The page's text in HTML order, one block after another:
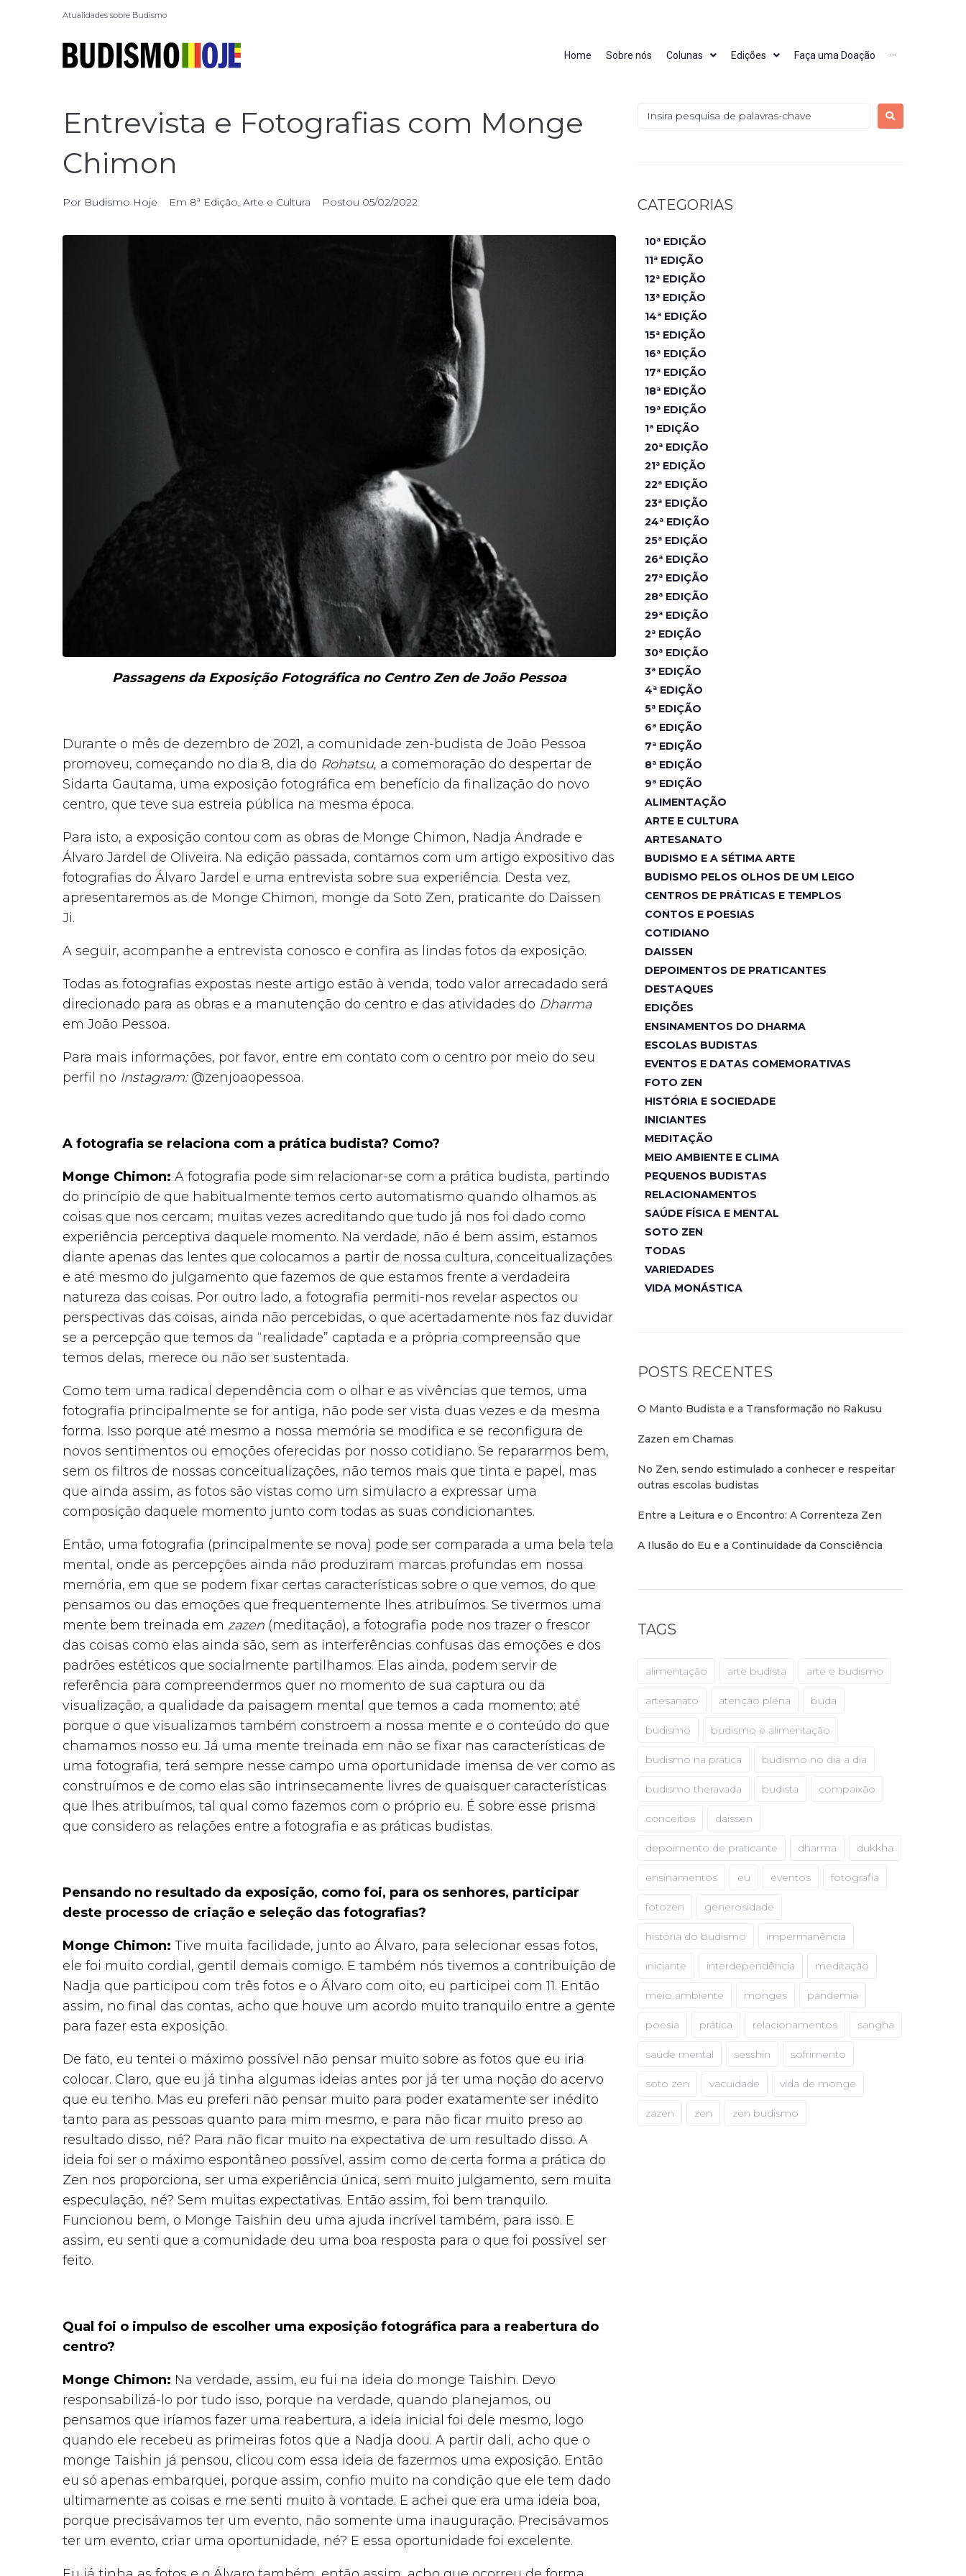
Atualidades sobre Budismo
Home Sobre nós Colunas Edições Faça uma Doação ···
Entrevista e Fotografias com Monge
Chimon
Por Budismo Hoje Em 8ª Edição, Arte e Cultura Postou 05/02/2022
Passagens da Exposição Fotográfica no Centro Zen de João Pessoa
Durante o mês de dezembro de 2021, a comunidade zen-budista de João Pessoa
promoveu, começando no dia 8, dia do Rohatsu, a comemoração do despertar de
Sidarta Gautama, uma exposição fotográfica em benefício da finalização do novo
centro, que teve sua estreia pública na mesma época.
Para isto, a exposição contou com as obras de Monge Chimon, Nadja Andrade e
Álvaro Jardel de Oliveira. Na edição passada, contamos com um artigo expositivo das
fotografias do Álvaro Jardel e uma entrevista sobre sua experiência. Desta vez,
apresentaremos as de Monge Chimon, monge da Soto Zen, praticante do Daissen
Ji.
A seguir, acompanhe a entrevista conosco e confira as lindas fotos da exposição.
Todas as fotografias expostas neste artigo estão à venda, todo valor arrecadado será
direcionado para as obras e a manutenção do centro e das atividades do Dharma
em João Pessoa.
Para mais informações, por favor, entre em contato com o centro por meio do seu
perfil no Instagram:@zenjoaopessoa.
A fotografia se relaciona com a prática budista? Como?
Monge Chimon: A fotografia pode sim relacionar-se com a prática budista, partindo
do princípio de que habitualmente temos certo automatismo quando olhamos as
coisas que nos cercam, muitas vezes acreditando que tudo já nos foi dado como
experiência perceptiva daquele momento. Na verdade, não é bem assim, estamos
diante apenas das lentes que colocamos a partir de nossa cultura, conceitualizações
e até mesmo do julgamento que fazemos de que estamos frente a verdadeira
natureza das coisas. Por outro lado, a fotografia permiti-nos revelar aspectos ou
perspectivas das coisas, ainda não percebidas, o que acertadamente nos faz duvidar
se a percepção que temos da “realidade” captada e a própria compreensão que
temos delas, merece ou não ser sustentada.
Como tem uma radical dependência com o olhar e as vivências que temos, uma
fotografia principalmente se for antiga, não pode ser vista duas vezes e da mesma
forma. Isso porque até mesmo a nossa memória se modifica e se reconfigura de
novos sentimentos ou emoções oferecidas por nosso cotidiano. Se repararmos bem,
sem os filtros de nossas conceitualizações, não temos mais que tinta e papel, mas
que ainda assim, as fotos são vistas como um simulacro a expressar uma
composição daquele momento junto com todas as suas condicionantes.
Então, uma fotografia (principalmente se nova) pode ser comparada a uma bela tela
mental, onde as percepções ainda não produziram marcas profundas em nossa
memória, em que se podem fixar certas características sobre o que vemos, do que
pensamos ou das emoções que frequentemente lhes atribuímos. Se tivermos uma
mente bem treinada em zazen (meditação), a fotografia pode nos trazer o frescor
das coisas como elas ainda são, sem as interferências confusas das emoções e dos
padrões estéticos que socialmente partilhamos. Elas ainda, podem servir de
referência para compreendermos quer no momento de sua captura ou da
visualização, a qualidade da paisagem mental que temos a cada momento; até
porque o que visualizamos também constroem a nossa mente e o conteúdo do que
chamamos nosso eu. Já uma mente treinada em não se fixar nas características de
uma fotografia, terá sempre nesse campo uma oportunidade imensa de ver como as
construímos e de como elas são intrinsecamente livres de quaisquer características
que lhes atribuímos, tal qual como fazemos com o próprio eu. É sobre esse prisma
que considero as relações entre a fotografia e as práticas budistas.
Pensando no resultado da exposição, como foi, para os senhores, participar
deste processo de criação e seleção das fotografias?
Monge Chimon: Tive muita facilidade, junto ao Álvaro, para selecionar essas fotos,
ele foi muito cordial, gentil demais comigo. E também nós tivemos a contribuição de
Nadja que participou com três fotos e o Álvaro com oito, eu participei com 11. Então
assim, no final das contas, acho que houve um acordo muito tranquilo entre a gente
para fazer esta exposição.
De fato, eu tentei o máximo possível não pensar muito sobre as fotos que eu iria
colocar. Claro, que eu já tinha algumas ideias antes por já ter uma noção do acervo
que eu tenho. Mas eu preferi não pensar muito para poder exatamente ser inédito
tanto para as pessoas quanto para mim mesmo, e para não ficar muito preso ao
resultado disso, né? Para não ficar muito na expectativa de um resultado disso. A
ideia foi ser o máximo espontâneo possível, assim como de certa forma a prática do
Zen nos proporciona, ser uma experiência única, sem muito julgamento, sem muita
especulação, né? Sem muitas expectativas. Então assim, foi bem tranquilo.
Funcionou bem, o Monge Taishin deu uma ajuda incrível também, para isso. E
assim, eu senti que a comunidade deu uma boa resposta para o que foi possível ser
feito.
Qual foi o impulso de escolher uma exposição fotográfica para a reabertura do
centro?
Monge Chimon: Na verdade, assim, eu fui na ideia do monge Taishin. Devo
responsabilizá-lo por tudo isso, porque na verdade, quando planejamos, ou
pensamos que iríamos fazer uma reabertura, a ideia inicial foi dele mesmo, logo
quando ele recebeu as primeiras fotos que a Nadja doou. A partir dali, acho que o
monge Taishin já pensou, clicou com essa ideia de fazermos uma exposição. Então
eu só apenas embarquei, porque assim, confio muito na condição que ele tem dado
ultimamente as coisas e me senti muito à vontade. E achei que era uma ideia boa,
porque precisávamos ter um evento, não somente uma inauguração. Precisávamos
ter um evento, criar uma oportunidade, né? E essa oportunidade foi excelente.
CATEGORIAS
10ª EDIÇÃO
11ª EDIÇÃO
12ª EDIÇÃO
13ª EDIÇÃO
14ª EDIÇÃO
15ª EDIÇÃO
16ª EDIÇÃO
17ª EDIÇÃO
18ª EDIÇÃO
19ª EDIÇÃO
1ª EDIÇÃO
20ª EDIÇÃO
21ª EDIÇÃO
22ª EDIÇÃO
23ª EDIÇÃO
24ª EDIÇÃO
25ª EDIÇÃO
26ª EDIÇÃO
27ª EDIÇÃO
28ª EDIÇÃO
29ª EDIÇÃO
2ª EDIÇÃO
30ª EDIÇÃO
3ª EDIÇÃO
4ª EDIÇÃO
5ª EDIÇÃO
6ª EDIÇÃO
7ª EDIÇÃO
8ª EDIÇÃO
9ª EDIÇÃO
ALIMENTAÇÃO
ARTE E CULTURA
ARTESANATO
BUDISMO E A SÉTIMA ARTE
BUDISMO PELOS OLHOS DE UM LEIGO
CENTROS DE PRÁTICAS E TEMPLOS
CONTOS E POESIAS
COTIDIANO
DAISSEN
DEPOIMENTOS DE PRATICANTES
DESTAQUES
EDIÇÕES
ENSINAMENTOS DO DHARMA
ESCOLAS BUDISTAS
EVENTOS E DATAS COMEMORATIVAS
FOTO ZEN
HISTÓRIA E SOCIEDADE
INICIANTES
MEDITAÇÃO
MEIO AMBIENTE E CLIMA
PEQUENOS BUDISTAS
RELACIONAMENTOS
SAÚDE FÍSICA E MENTAL
SOTO ZEN
TODAS
VARIEDADES
VIDA MONÁSTICA
POSTS RECENTES
O Manto Budista e a Transformação no Rakusu
Zazen em Chamas
No Zen, sendo estimulado a conhecer e respeitar
outras escolas budistas
Entre a Leitura e o Encontro: A Correnteza Zen
A Ilusão do Eu e a Continuidade da Consciência
TAGS
alimentação arte budista arte e budismo
artesanato atenção plena buda
budismo budismo e alimentação
budismo na prática budismo no dia a dia
budismo theravada budista compaixão
conceitos daissen
depoimento de praticante dharma dukkha
ensinamentos eu eventos fotografia
fotozen generosidade
história do budismo impermanência
iniciante interdependência meditação
meio ambiente monges pandemia
poesia prática relacionamentos sangha
saúde mental sesshin sofrimento
soto zen vacuidade vida de monge
zazen zen zen budismo